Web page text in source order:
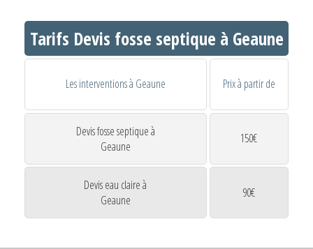
Tarifs Devis fosse septique à Geaune
Les interventions à Geaune Prix à partir de
Devis fosse septique à
Geaune
150€
Devis eau claire à
Geaune
90€